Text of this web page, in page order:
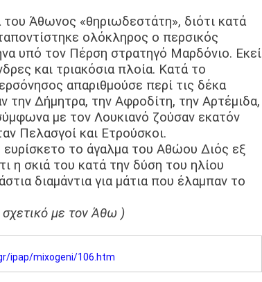
Άθωνος «θηριωδεστάτη», διότι κατά
ολόκληρος ο περσικός
υπό τον Πέρση στρατηγό Μαρδόνιο. Εκεί
και τριακόσια πλοία. Κατά το
απαριθμούσε περί τις δέκα
την Δήμητρα, την Αφροδίτη, την Αρτέμιδα,
με τον Λουκιανό ζούσαν εκατόν
Πελασγοί και Ετρούσκοι.
το άγαλμα του Αθώου Διός εξ
η σκιά του κατά την δύση του ηλίου
διαμάντια για μάτια που έλαμπαν το
με τον Άθω )
ipap/mixogeni/106.htm